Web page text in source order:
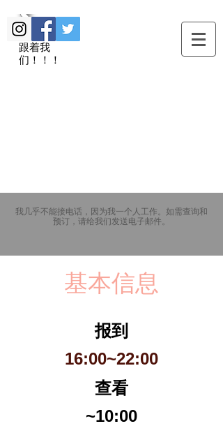
跟着我
们！！！
我几乎不能接电话，因为我一个人工作。如需查询和
预订，请给我们发送电子邮件。
基本信息
报到
16:00~22:00
查看
~10:00